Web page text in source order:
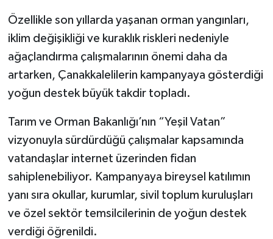
Özellikle son yıllarda yaşanan orman yangınları,
iklim değişikliği ve kuraklık riskleri nedeniyle
ağaçlandırma çalışmalarının önemi daha da
artarken, Çanakkalelilerin kampanyaya gösterdiği
yoğun destek büyük takdir topladı.
Tarım ve Orman Bakanlığı’nın “Yeşil Vatan”
vizyonuyla sürdürdüğü çalışmalar kapsamında
vatandaşlar internet üzerinden fidan
sahiplenebiliyor. Kampanyaya bireysel katılımın
yanı sıra okullar, kurumlar, sivil toplum kuruluşları
ve özel sektör temsilcilerinin de yoğun destek
verdiği öğrenildi.